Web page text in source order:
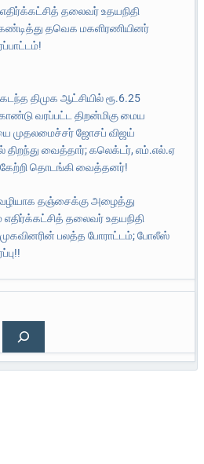
தலைவர் உதயநிதி
தவெக மகளிரணியினர்
திமுக ஆட்சியில் ரூ.6.25
வரப்பட்ட திறன்மிகு மைய
முதலமைச்சர் ஜோசப் விஜய்
வைத்தார்; கலெக்டர், எம்.எல்.ஏ
தொடங்கி வைத்தனர்!
தஞ்சைக்கு அழைத்து
எதிர்க்கட்சித் தலைவர் உதயநிதி
பலத்த போராட்டம்; போலீஸ்